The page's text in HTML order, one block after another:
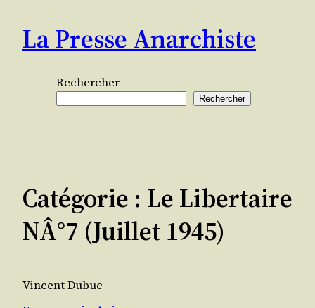
contenu
La Presse Anarchiste
Rechercher
Rechercher
Catégorie : Le Libertaire
NÂ°7 (juillet 1945)
Vincent Dubuc